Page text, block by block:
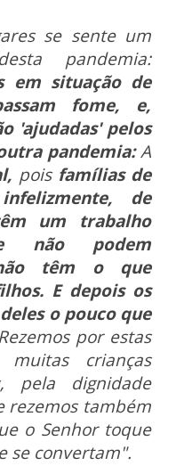
se sente um
pandemia:
em situação de
fome, e,
'ajudadas' pelos
pandemia:A
poisfamílias de
de
um trabalho
não podem
têm o que
E depois os
o pouco que
por estas
muitas crianças
pela dignidade
rezemos também
o Senhor toque
se convertam".